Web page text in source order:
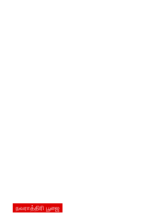
நவராத்திரி பூஜை